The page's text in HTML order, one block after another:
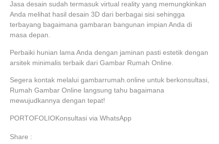
Jasa desain sudah termasuk virtual reality yang memungkinkan
Anda melihat hasil desain 3D dari berbagai sisi sehingga
terbayang bagaimana gambaran bangunan impian Anda di
masa depan.
Perbaiki hunian lama Anda dengan jaminan pasti estetik dengan
arsitek minimalis terbaik dari Gambar Rumah Online.
Segera kontak melalui gambarrumah.online untuk berkonsultasi,
Rumah Gambar Online langsung tahu bagaimana
mewujudkannya dengan tepat!
PORTOFOLIOKonsultasi via WhatsApp
Share :